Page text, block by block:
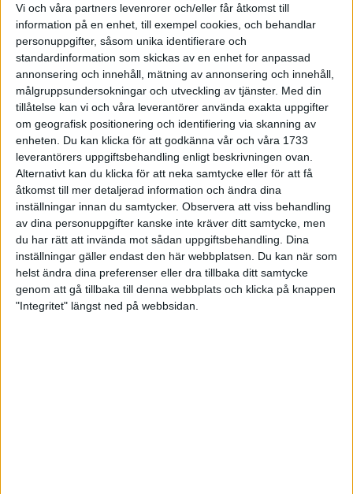
Vi och våra partners levenrorer och/eller får åtkomst till
information på en enhet, till exempel cookies, och behandlar
personuppgifter, såsom unika identifierare och
standardinformation som skickas av en enhet for anpassad
annonsering och innehåll, mätning av annonsering och innehåll,
målgruppsundersokningar och utveckling av tjänster. Med din
tillåtelse kan vi och våra leverantörer använda exakta uppgifter
om geografisk positionering och identifiering via skanning av
enheten. Du kan klicka för att godkänna vår och våra 1733
leverantörers uppgiftsbehandling enligt beskrivningen ovan.
Alternativt kan du klicka för att neka samtycke eller för att få
åtkomst till mer detaljerad information och ändra dina
inställningar innan du samtycker. Observera att viss behandling
av dina personuppgifter kanske inte kräver ditt samtycke, men
du har rätt att invända mot sådan uppgiftsbehandling. Dina
inställningar gäller endast den här webbplatsen. Du kan när som
helst ändra dina preferenser eller dra tillbaka ditt samtycke
genom att gå tillbaka till denna webbplats och klicka på knappen
"Integritet" längst ned på webbsidan.